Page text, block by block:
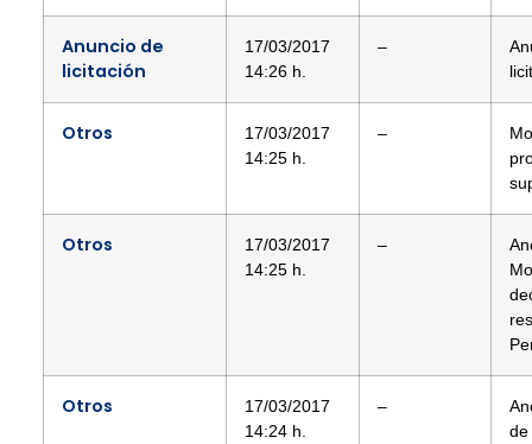
Anuncio de
licitación
17/03/2017
14:26 h.
–
Otros
17/03/2017
14:25 h.
–
Otros
17/03/2017
14:25 h.
–
Otros
17/03/2017
14:24 h.
–
de